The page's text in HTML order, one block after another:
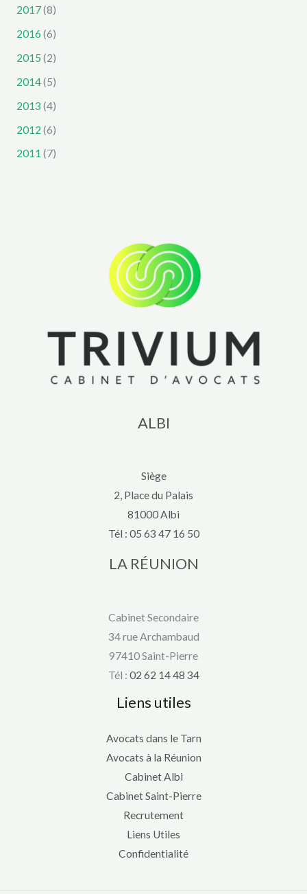
2017(8)
2016 (6)
2015 (2)
2014(5)
2013 (4)
2012 (6)
2011 (7)
ALBI
Siège
2, Place du Palais
81000 Albi
Tél : 05 63 47 16 50
LA RÉUNION
Cabinet Secondaire
34 rue Archambaud
97410 Saint-Pierre
Tél : 02 62 14 48 34
Liens utiles
Avocats dans le Tarn
Avocats à la Réunion
Cabinet Albi
Cabinet Saint-Pierre
Recrutement
Liens Utiles
Confidentialité